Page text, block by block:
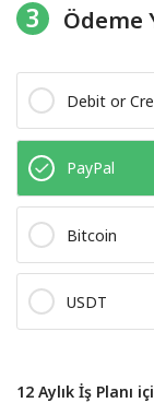
3 Ödeme
Debit or
PayPal
Bitcoin
USDT
12 Aylık İş Planı